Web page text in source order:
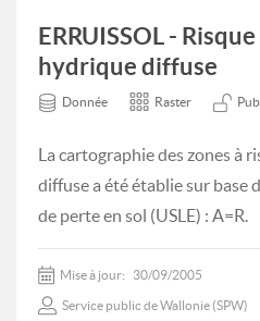
ERRUISSOL -
hydrique diffuse
Donnée Raster
La cartographie des zones à
diffuse a été établie sur base
de perte en sol (USLE) : A=R.
Mise à jour: 30/09/2005
Service public de Wallonie (SPW)